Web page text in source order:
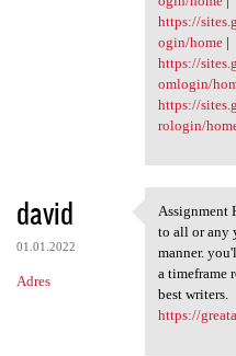
https://
ogin/home|
https://
omlogin/
https://
rologin/
david
01.01.2022
Adres
Assignment
to all or any
manner.
a timeframe
best writers.
https://